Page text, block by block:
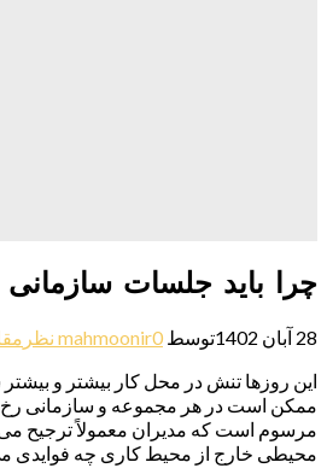
چرا باید جلسات
28 آبان 1402 توسط mahmoonir0 نظر
این روزها تنش در محل کار بیشتر و
ممکن است در هر مجموعه و سازمانی رخ
مرسوم است که مدیران معمولاً ترجیح
محیطی خارج از محیط کاری چه فوایدی